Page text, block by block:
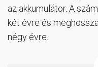
az akkumulátor. A
két évre és
négy évre.